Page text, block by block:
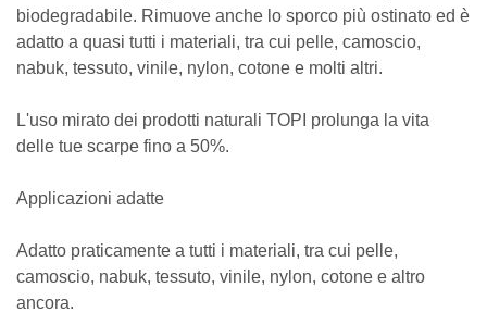
biodegradabile. Rimuove anche lo sporco più ostinato ed è
adatto a quasi tutti i materiali, tra cui pelle, camoscio,
nabuk, tessuto, vinile, nylon, cotone e molti altri.
L'uso mirato dei prodotti naturali TOPI prolunga la vita
delle tue scarpe fino a 50%.
Applicazioni adatte
Adatto praticamente a tutti i materiali, tra cui pelle,
camoscio, nabuk, tessuto, vinile, nylon, cotone e altro
ancora.